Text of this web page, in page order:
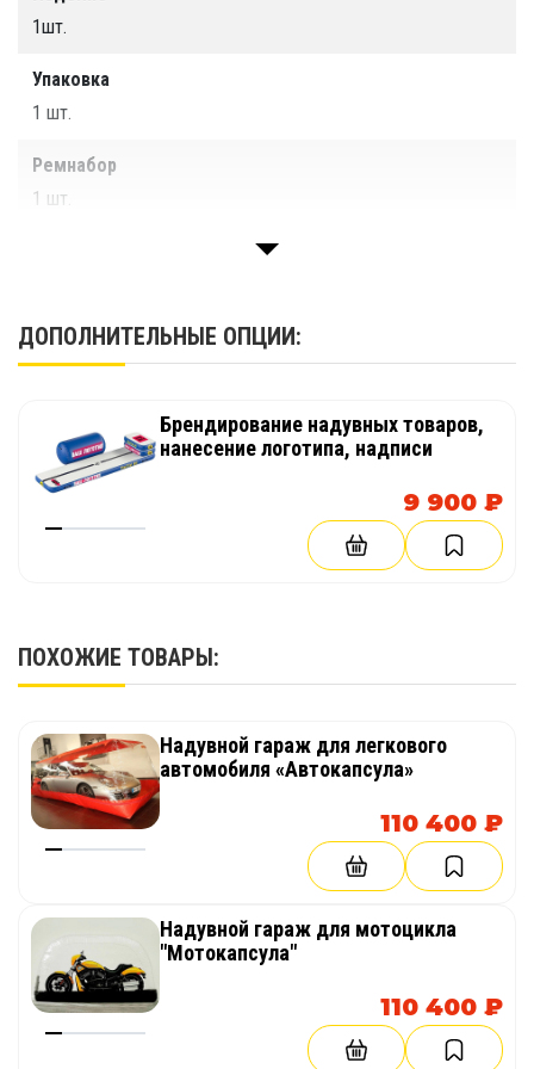
1шт.
Упаковка
1 шт.
Ремнабор
1 шт.
ДОПОЛНИТЕЛЬНЫЕ ОПЦИИ:
Брендирование надувных товаров,
нанесение логотипа, надписи
9 900 ₽
ПОХОЖИЕ ТОВАРЫ:
Надувной гараж для легкового
автомобиля «Автокапсула»
110 400 ₽
Надувной гараж для мотоцикла
"Мотокапсула"
110 400 ₽